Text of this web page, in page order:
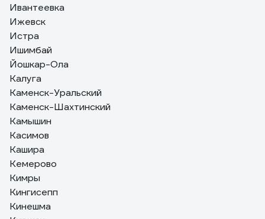
Ивантеевка
Ижевск
Истра
Ишимбай
Йошкар-Ола
Калуга
Каменск-Уральский
Каменск-Шахтинский
Камышин
Касимов
Кашира
Кемерово
Кимры
Кингисепп
Кинешма